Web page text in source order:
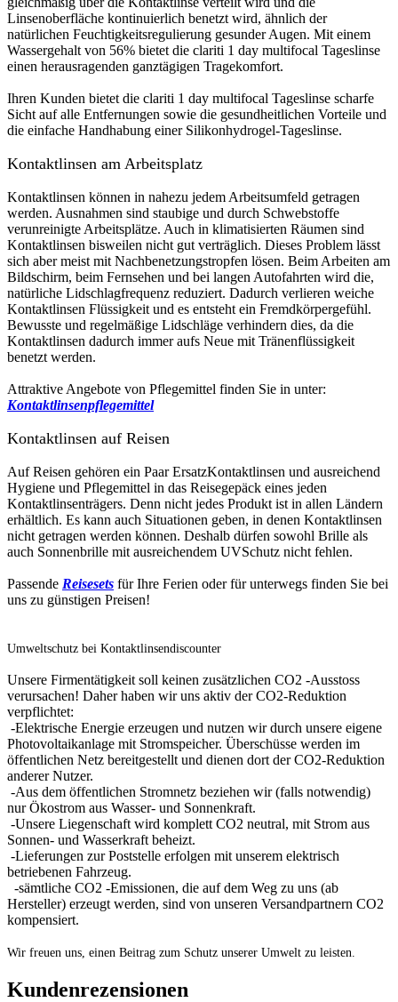
Linsenoberfläche kontinuierlich benetzt wird, ähnlich der
natürlichen Feuchtigkeitsregulierung gesunder Augen. Mit einem
Wassergehalt von 56% bietet die clariti 1 day multifocal Tageslinse
einen herausragenden ganztägigen Tragekomfort.
Ihren Kunden bietet die clariti 1 day multifocal Tageslinse scharfe
Sicht auf alle Entfernungen sowie die gesundheitlichen Vorteile und
die einfache Handhabung einer Silikonhydrogel-Tageslinse.
Kontaktlinsen am Arbeitsplatz
Kontaktlinsen können in nahezu jedem Arbeitsumfeld getragen
werden. Ausnahmen sind staubige und durch Schwebstoffe
verunreinigte Arbeitsplätze. Auch in klimatisierten Räumen sind
Kontaktlinsen bisweilen nicht gut verträglich. Dieses Problem lässt
sich aber meist mit Nachbenetzungstropfen lösen. Beim Arbeiten am
Bildschirm, beim Fernsehen und bei langen Autofahrten wird die,
natürliche Lidschlagfrequenz reduziert. Dadurch verlieren weiche
Kontaktlinsen Flüssigkeit und es entsteht ein Fremdkörpergefühl.
Bewusste und regelmäßige Lidschläge verhindern dies, da die
Kontaktlinsen dadurch immer aufs Neue mit Tränenflüssigkeit
benetzt werden.
Attraktive Angebote von Pflegemittel finden Sie in unter:
Kontaktlinsenpflegemittel
Kontaktlinsen auf Reisen
Auf Reisen gehören ein Paar Ersatz­Kontaktlinsen und ausreichend
Hygiene­ und Pflegemittel in das Reisegepäck eines jeden
Kontaktlinsenträgers. Denn nicht jedes Produkt ist in allen Ländern
erhältlich. Es kann auch Situationen geben, in denen Kontaktlinsen
nicht getragen werden können. Deshalb dürfen sowohl Brille als
auch Sonnenbrille mit ausreichendem UV­Schutz nicht fehlen.
Passende Reisesets für Ihre Ferien oder für unterwegs finden Sie bei
uns zu günstigen Preisen!
Umweltschutz bei Kontaktlinsendiscounter
Unsere Firmentätigkeit soll keinen zusätzlichen CO2 -Ausstoss
verursachen! Daher haben wir uns aktiv der CO2-Reduktion
verpflichtet:
-Elektrische Energie erzeugen und nutzen wir durch unsere eigene
Photovoltaikanlage mit Stromspeicher. Überschüsse werden im
öffentlichen Netz bereitgestellt und dienen dort der CO2-Reduktion
anderer Nutzer.
-Aus dem öffentlichen Stromnetz beziehen wir (falls notwendig)
nur Ökostrom aus Wasser- und Sonnenkraft.
-Unsere Liegenschaft wird komplett CO2 neutral, mit Strom aus
Sonnen- und Wasserkraft beheizt.
-Lieferungen zur Poststelle erfolgen mit unserem elektrisch
betriebenen Fahrzeug.
-sämtliche CO2 -Emissionen, die auf dem Weg zu uns (ab
Hersteller) erzeugt werden, sind von unseren Versandpartnern CO2
kompensiert.
Wir freuen uns, einen Beitrag zum Schutz unserer Umwelt zu leisten.
Kundenrezensionen